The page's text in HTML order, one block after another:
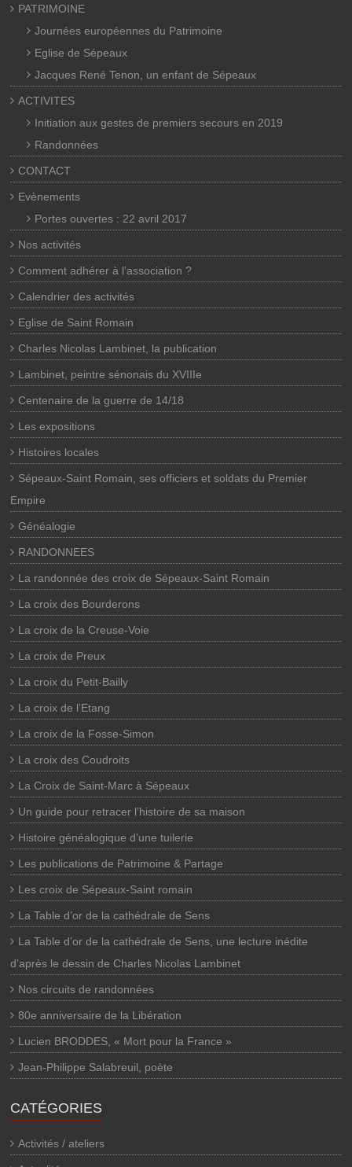
PATRIMOINE
Journées européennes du Patrimoine
Eglise de Sépeaux
Jacques René Tenon, un enfant de Sépeaux
ACTIVITES
Initiation aux gestes de premiers secours en 2019
Randonnées
CONTACT
Evènements
Portes ouvertes : 22 avril 2017
Nos activités
Comment adhérer à l’association ?
Calendrier des activités
Eglise de Saint Romain
Charles Nicolas Lambinet, la publication
Lambinet, peintre sénonais du XVIIIe
Centenaire de la guerre de 14/18
Les expositions
Histoires locales
Sépeaux-Saint Romain, ses officiers et soldats du Premier
Empire
Généalogie
RANDONNEES
La randonnée des croix de Sépeaux-Saint Romain
La croix des Bourderons
La croix de la Creuse-Voie
La croix de Preux
La croix du Petit-Bailly
La croix de l’Etang
La croix de la Fosse-Simon
La croix des Coudroits
La Croix de Saint-Marc à Sépeaux
Un guide pour retracer l’histoire de sa maison
Histoire généalogique d’une tuilerie
Les publications de Patrimoine & Partage
Les croix de Sépeaux-Saint romain
La Table d’or de la cathédrale de Sens
La Table d’or de la cathédrale de Sens, une lecture inédite
d’après le dessin de Charles Nicolas Lambinet
Nos circuits de randonnées
80e anniversaire de la Libération
Lucien BRODDES, « Mort pour la France »
Jean-Philippe Salabreuil, poète
CATÉGORIES
Activités / ateliers